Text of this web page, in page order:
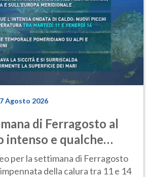
7 Agosto 2026
di Ferragosto al
intenso e qualche
per la settimana di Ferragosto
della calura tra 11 e 14